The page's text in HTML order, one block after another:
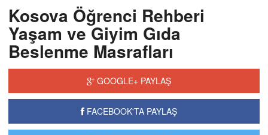
Kosova Öğrenci Rehberi
Yaşam ve Giyim Gıda
Beslenme Masrafları
GOOGLE+ PAYLAŞ
FACEBOOK'TA PAYLAŞ